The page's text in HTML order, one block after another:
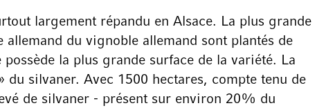
largement répandu en Alsace. La plus grande
du vignoble allemand sont plantés de
la plus grande surface de la variété. La
silvaner. Avec 1500 hectares, compte tenu de
de silvaner - présent sur environ 20% du